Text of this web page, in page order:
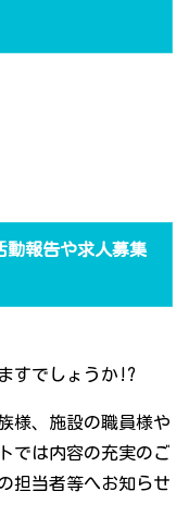
動報告や求人募集
すでしょうか!?
様、施設の職員様や
では内容の充実のご
担当者等へお知らせ